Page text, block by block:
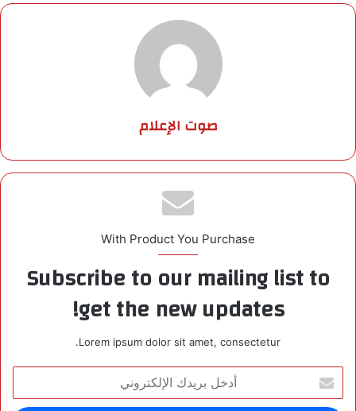
صوت الإعلام
With Product You Purchase
Subscribe to our mailing list to
get the new updates!
Lorem ipsum dolor sit amet, consectetur.
خ